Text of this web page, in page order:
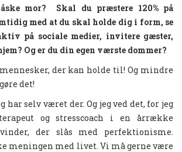
mor? Skal du præstere 120% på
med at du skal holde dig i form, se
på sociale medier, invitere gæster,
Og er du din egen værste dommer?
der kan holde til! Og mindre
det!
har selv været der. Og jeg ved det, for jeg
og stresscoach i en årrække
der slås med perfektionisme.
meningen med livet. Vi må gerne være